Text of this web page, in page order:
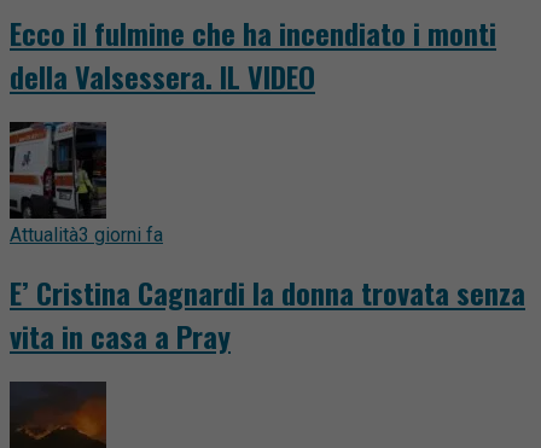
Ecco il fulmine che ha incendiato i monti
della Valsessera. IL VIDEO
Attualità3 giorni fa
E’ Cristina Cagnardi la donna trovata senza
vita in casa a Pray